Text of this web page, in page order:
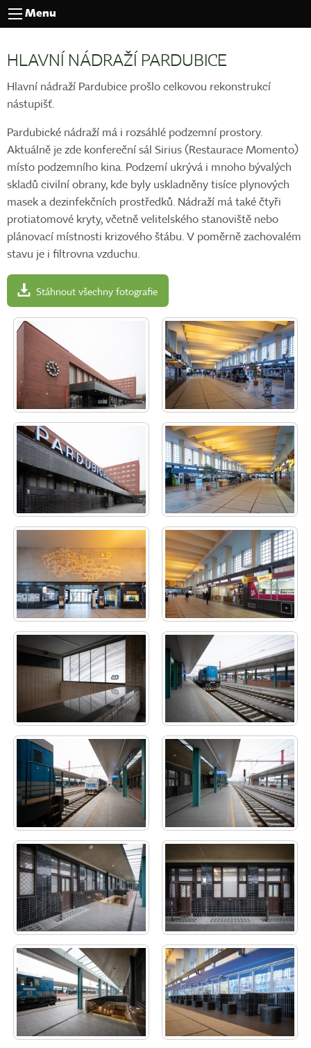
Menu
HLAVNÍ NÁDRAŽÍ PARDUBICE
Hlavní nádraží Pardubice prošlo celkovou rekonstrukcí
nástupišť.
Pardubické nádraží má i rozsáhlé podzemní prostory.
Aktuálně je zde konfereční sál Sirius (Restaurace Momento)
místo podzemního kina. Podzemí ukrývá i mnoho bývalých
skladů civilní obrany, kde byly uskladněny tisíce plynových
masek a dezinfekčních prostředků. Nádraží má také čtyři
protiatomové kryty, včetně velitelského stanoviště nebo
plánovací místnosti krizového štábu. V poměrně zachovalém
stavu je i filtrovna vzduchu.
Stáhnout všechny fotografie